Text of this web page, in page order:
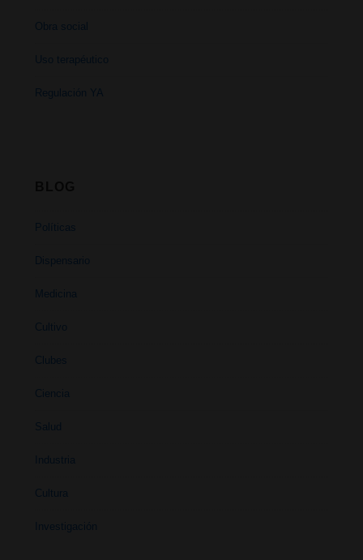
Obra social
Uso terapéutico
Regulación YA
Políticas
Dispensario
Medicina
Cultivo
Clubes
Ciencia
Salud
Industria
Cultura
Investigación